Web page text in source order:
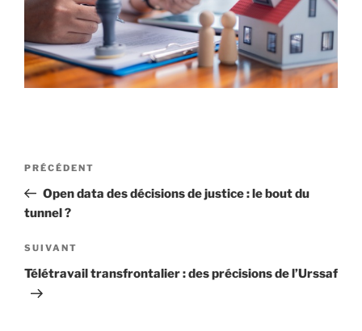
Navigation
l’article
Article
précédent
PRÉCÉDENT
Open data des décisions de justice : le bout du
tunnel ?
Article
suivant
SUIVANT
Télétravail transfrontalier : des précisions de l’Urssaf